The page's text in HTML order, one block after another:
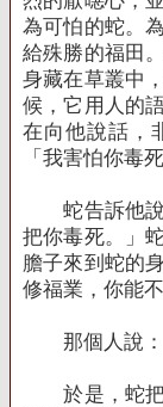
為可怕的蛇。
給殊勝的福田
身藏在草叢中
候，它用人的
在向他說話，
「我害怕你毒
蛇告訴他說
把你毒死。」
膽子來到蛇的
修福業，你能
那個人說：
於是，蛇把